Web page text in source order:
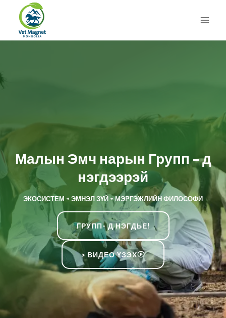
content
Малын Эмч нарын Групп – д
нэгдээрэй
ЭКОСИСТЕМ + ЭМНЭЛ ЗҮЙ + МЭРГЭЖЛИЙН ФИЛОСОФИ
ГРУПП- Д НЭГДЬЕ!
> ВИДЕО ҮЗЭХ